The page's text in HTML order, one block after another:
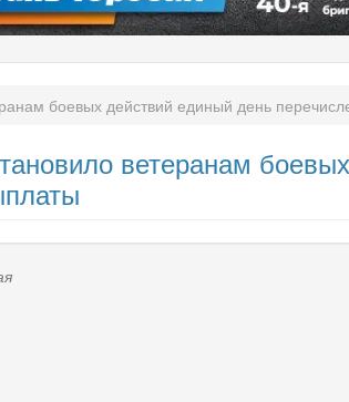
боевых действий единый день
ветеранам